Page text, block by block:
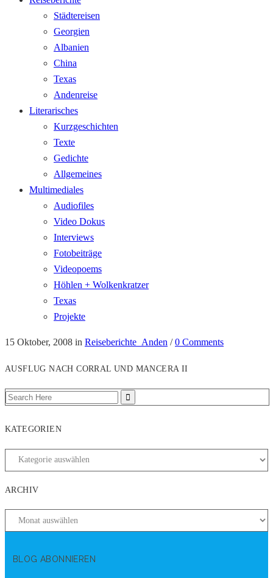
Städtereisen
Georgien
Albanien
China
Texas
Andenreise
Literarisches
Kurzgeschichten
Texte
Gedichte
Allgemeines
Multimediales
Audiofiles
Video Dokus
Interviews
Fotobeiträge
Videopoems
Höhlen + Wolkenkratzer
Texas
Projekte
15 Oktober, 2008 in Reiseberichte_Anden /0 Comments
AUSFLUG NACH CORRAL UND MANCERA II
KATEGORIEN
ARCHIV
BLOG ABONNIEREN